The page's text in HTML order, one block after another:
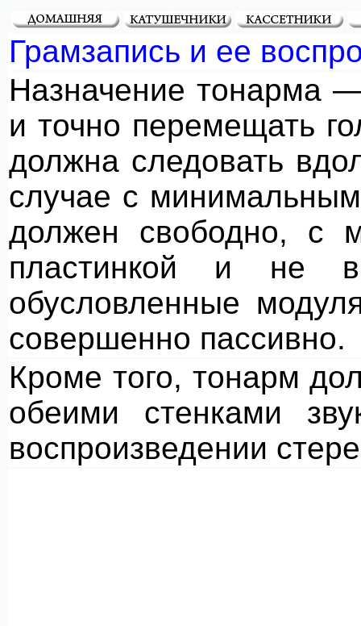
Грамзапись и ее
Назначение тонарма
и точно перемещать
должна следовать
случае с
должен свободно, с
пластинкой и не
обусловленные
совершенно пассивно.
Кроме того, тонарм
обеими стенками
воспроизведении